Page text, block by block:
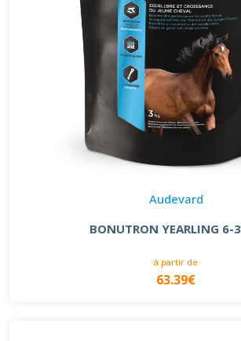
Audevard
BONUTRON YEARLING 6-
à partir de
63.39€